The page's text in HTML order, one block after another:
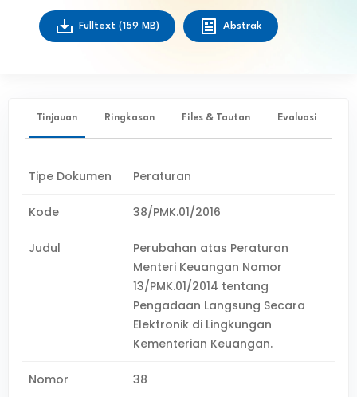
Fulltext (159 MB) Abstrak
Tinjauan Ringkasan Files & Tautan Evaluasi
Tipe Dokumen Peraturan
Kode 38/PMK.01/2016
Judul
Perubahan atas Peraturan
Menteri Keuangan Nomor
13/PMK.01/2014 tentang
Pengadaan Langsung Secara
Elektronik di Lingkungan
Kementerian Keuangan.
Nomor 38